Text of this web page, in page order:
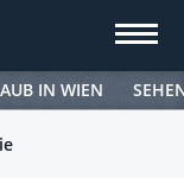
IN WIEN